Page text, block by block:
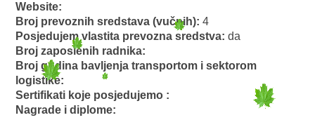
Website:
Broj prevoznih sredstava (vučnih):4
Posjedujem vlastita prevozna sredstva:da
Broj zaposlenih radnika:
Broj godina bavljenja transportom i sektorom
logistike:
Sertifikati koje posjedujemo :
Nagrade i diplome: